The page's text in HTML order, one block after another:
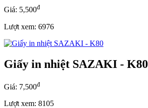
Giá: 5,500đ
Lượt xem: 6976
Giấy in nhiệt SAZAKI - K80
Giá: 7,500đ
Lượt xem: 8105